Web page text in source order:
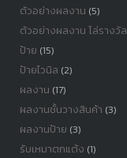
ตัวอย่างผลงาน (5)
ตัวอย่างผลงาน โล่รางวัล
ป้าย (15)
ป้ายไวนิล (2)
ผลงาน (17)
ผลงานชั้นวางสินค้า (3)
ผลงานป้าย (3)
รับเหมาตกแต้ง (1)